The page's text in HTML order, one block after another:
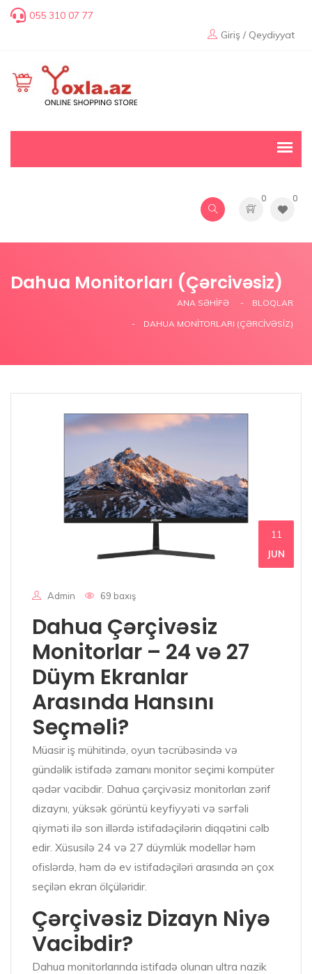
055 310 07 77
Giriş / Qeydiyyat
0 0
Dahua Monitorları (Çərcivəsiz)
ANA SƏHIFƏ
BLOQLAR
DAHUA MONITORLARI (ÇƏRCIVƏSIZ)
11
JUN
Admin 69 baxış
Dahua Çərçivəsiz
Monitorlar – 24 və 27
Düym Ekranlar
Arasında Hansını
Seçməli?
Müasir iş mühitində, oyun təcrübəsində və
gündəlik istifadə zamanı monitor seçimi kompüter
qədər vacibdir. Dahua çərçivəsiz monitorları zərif
dizaynı, yüksək görüntü keyfiyyəti və sərfəli
qiyməti ilə son illərdə istifadəçilərin diqqətini cəlb
edir. Xüsusilə 24 və 27 düymlük modellər həm
ofislərdə, həm də ev istifadəçiləri arasında ən çox
seçilən ekran ölçüləridir.
Çərçivəsiz Dizayn Niyə
Vacibdir?
Dahua monitorlarında istifadə olunan ultra nazik